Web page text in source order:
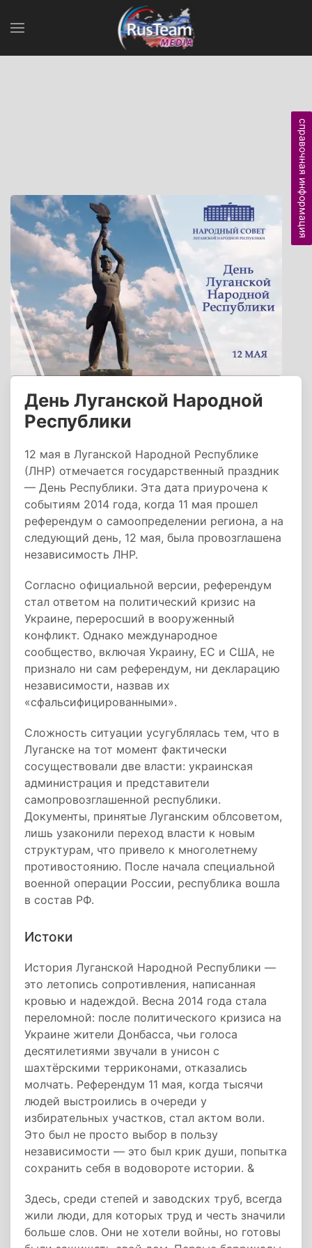
День Луганской Народной
Республики
12 мая в Луганской Народной Республике
(ЛНР) отмечается государственный праздник
— День Республики. Эта дата приурочена к
событиям 2014 года, когда 11 мая прошел
референдум о самоопределении региона, а на
следующий день, 12 мая, была провозглашена
независимость ЛНР.
Согласно официальной версии, референдум
стал ответом на политический кризис на
Украине, переросший в вооруженный
конфликт. Однако международное
сообщество, включая Украину, ЕС и США, не
признало ни сам референдум, ни декларацию
независимости, назвав их
«сфальсифицированными».
Сложность ситуации усугублялась тем, что в
Луганске на тот момент фактически
сосуществовали две власти: украинская
администрация и представители
самопровозглашенной республики.
Документы, принятые Луганским облсоветом,
лишь узаконили переход власти к новым
структурам, что привело к многолетнему
противостоянию. После начала специальной
военной операции России, республика вошла
в состав РФ.
Истоки
История Луганской Народной Республики —
это летопись сопротивления, написанная
кровью и надеждой. Весна 2014 года стала
переломной: после политического кризиса на
Украине жители Донбасса, чьи голоса
десятилетиями звучали в унисон с
шахтёрскими терриконами, отказались
молчать. Референдум 11 мая, когда тысячи
людей выстроились в очереди у
избирательных участков, стал актом воли.
Это был не просто выбор в пользу
независимости — это был крик души, попытка
сохранить себя в водовороте истории. &
Здесь, среди степей и заводских труб, всегда
жили люди, для которых труд и честь значили
больше слов. Они не хотели войны, но готовы
справочная информация